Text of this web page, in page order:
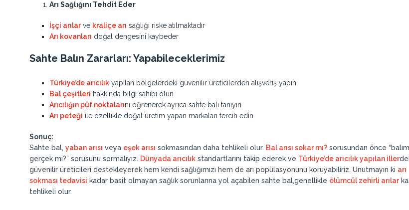
Arı Sağlığını Tehdit Eder
İşçi arılarve kraliçe arı sağlığı riske atılmaktadır
Arı kovanları doğal dengesini kaybeder
Sahte Balın Zararları: Yapabileceklerimiz
Türkiye’de arıcılıkyapılan bölgelerdeki güvenilir üreticilerden alışveriş yapın
Bal çeşitleri hakkında bilgi sahibi olun
Arıcılığın püf noktalarını öğrenerek ayrıca sahte balı tanıyın
Arı peteği ile özellikle doğal üretim yapan markaları tercih edin
Sonuç:
Sahte bal, yaban arısı veya eşek arısı sokmasından daha tehlikeli olur. Bal arısı sokar mı?sorusundan önce “balım
gerçek mi?” sorusunu sormalıyız. Dünyada arıcılıkstandartlarını takip ederek ve Türkiye’de arıcılık yapılan iller
güvenilir üreticileri destekleyerek hem kendi sağlığımızı hem de arı popülasyonunu koruyabiliriz. Unutmayın ki arı
sokması tedavisi kadar basit olmayan sağlık sorunlarına yol açabilen sahte bal,genellikle ölümcül zehirli arılar
tehlikeli olur.